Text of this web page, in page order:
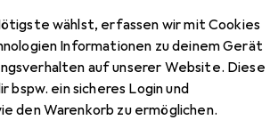
wählst, erfassen wir mit Cookies
Informationen zu deinem Gerät
auf unserer Website. Diese
bspw. ein sicheres Login und
den Warenkorb zu ermöglichen.
EUR
33,90
Hettich Flexible Schubkasten-Sets
ArciTech, anthrazit